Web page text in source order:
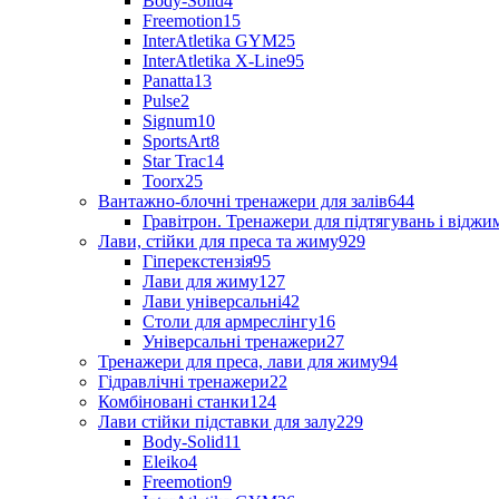
Freemotion15
InterAtletika GYM25
InterAtletika X-Line95
Panatta13
Pulse2
Signum10
SportsArt8
Star Trac14
Toorx25
Вантажно-блочні тренажери для залів644
Гравітрон. Тренажери для підтягувань і
Лави, стійки для преса та жиму929
Гіперекстензія95
Лави для жиму127
Лави універсальні42
Столи для армреслінгу16
Універсальні тренажери27
Тренажери для преса, лави для жиму94
Гідравлічні тренажери22
Комбіновані станки124
Лави стійки підставки для залу229
Body-Solid11
Eleiko4
Freemotion9